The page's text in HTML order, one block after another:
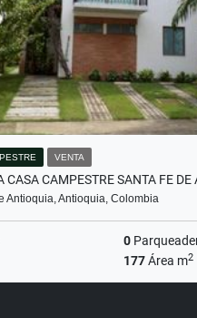
VENTA
CASA CAMPESTRE SANTA FE
Antioquia, Antioquia, Colombia
0
177Área m2